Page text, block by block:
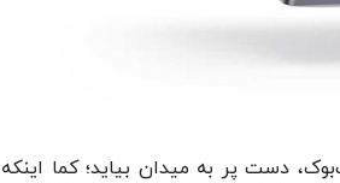
دست پر به میدان بیاید؛ کما اینکه